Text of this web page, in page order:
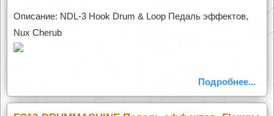
Описание: NDL-3 Hook Drum & Loop Педаль эффектов,
Nux Cherub
Подробнее...